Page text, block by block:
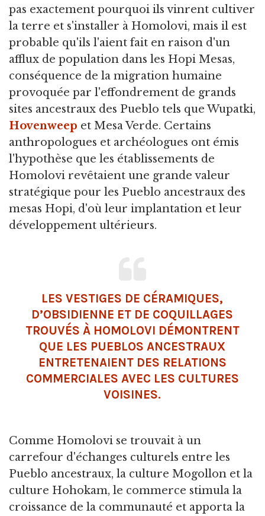
pas exactement pourquoi ils vinrent cultiver
la terre et s'installer à Homolovi, mais il est
probable qu'ils l'aient fait en raison d'un
afflux de population dans les Hopi Mesas,
conséquence de la migration humaine
provoquée par l'effondrement de grands
sites ancestraux des Pueblo tels que Wupatki,
Hovenweep et Mesa Verde. Certains
anthropologues et archéologues ont émis
l'hypothèse que les établissements de
Homolovi revêtaient une grande valeur
stratégique pour les Pueblo ancestraux des
mesas Hopi, d'où leur implantation et leur
développement ultérieurs.
LES VESTIGES DE CÉRAMIQUES,
D’OBSIDIENNE ET DE COQUILLAGES
TROUVÉS À HOMOLOVI DÉMONTRENT
QUE LES PUEBLOS ANCESTRAUX
ENTRETENAIENT DES RELATIONS
COMMERCIALES AVEC LES CULTURES
VOISINES.
Comme Homolovi se trouvait à un
carrefour d'échanges culturels entre les
Pueblo ancestraux, la culture Mogollon et la
culture Hohokam, le commerce stimula la
croissance de la communauté et apporta la